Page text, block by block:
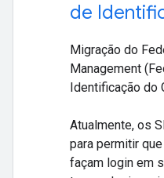
de
Migração do
Management
Identificação do
Atualmente, os
para permitir
façam login em